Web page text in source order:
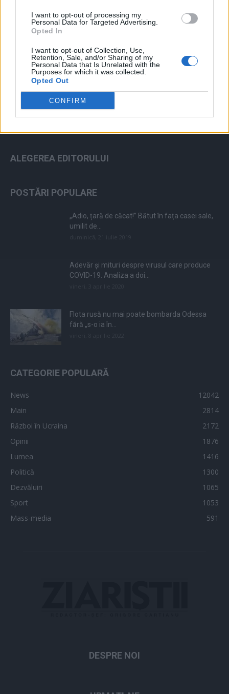
I want to opt-out of processing my
Personal Data for Targeted Advertising.
Opted In
I want to opt-out of Collection, Use,
Retention, Sale, and/or Sharing of my
Personal Data that Is Unrelated with the
Purposes for which it was collected.
Opted Out
CONFIRM
ad
ALEGEREA EDITORULUI
POSTĂRI POPULARE
„Adio, țară de căcat!” Bătut în fața casei sale,
umilit de...
Adevăr și mituri despre virusul care produce
COVID-19. Analiza a doi...
Flota rusă nu mai poate bombarda Odessa
fără „s-o ia în...
CATEGORIE POPULARĂ
News
12042
Main
2814
Război în Ucraina
2172
Opinii
1876
Lumea
1416
Politică
1300
Dezvăluiri
1065
Sport
1053
Mass-media
591
DESPRE NOI